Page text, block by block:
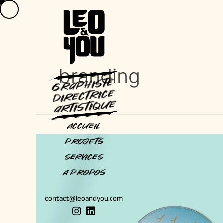
Aller
au
GraphisTe
Directrice
artistique
Accueil
Projets
Services
A Propos
contact@leoandyou.com
I
n
L
i
branding